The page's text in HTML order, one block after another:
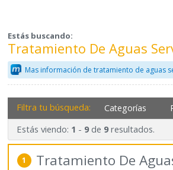
Estás buscando:
Tratamiento De Aguas
Mas información de tratamiento de aguas
Filtra tu búsqueda: Categorías
Estás viendo: 1 - 9de 9resultados.
1 Tratamiento De